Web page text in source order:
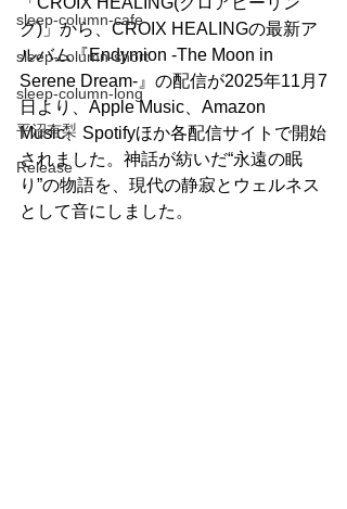
sleep-column-cafe
sleep-column-short
sleep-column-long
平沼有梨
Release
グ)」から、CROIX HEALINGの最新ア
ルバム『Endymion -The Moon in
Serene Dream-』の配信が2025年11月7
日より、Apple Music、Amazon
Music、Spotifyほか各配信サイトで開始
されました。神話が紡いだ“永遠の眠
り”の物語を、現代の静寂とウェルネス
として音にしました。